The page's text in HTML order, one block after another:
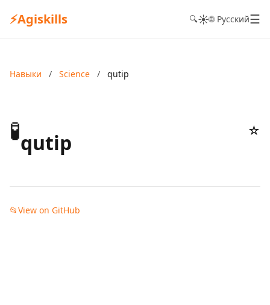
⚡Agiskills 🔍☀️🌐 Русский☰
Навыки / Science / qutip
🧪qutip ☆
📂View on GitHub